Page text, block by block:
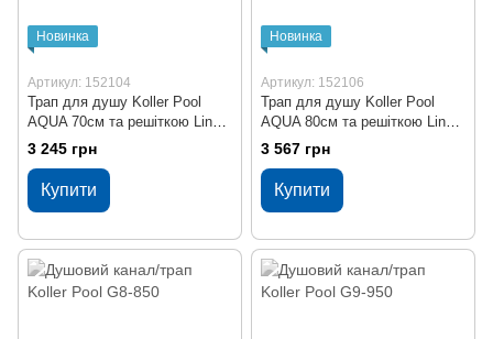
Новинка
Артикул: 152104
Трап для душу Koller Pool
AQUA 70cм та решіткою Line
mattblack AQLMB0700 чорний
3 245 грн
Купити
Новинка
Артикул: 152106
Трап для душу Koller Pool
AQUA 80cм та решіткою Line
mattblack AQLMB0800 чорний
3 567 грн
Купити